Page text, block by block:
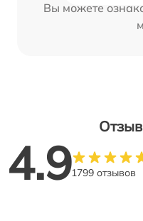
Вы можете
4.91799 отзывов